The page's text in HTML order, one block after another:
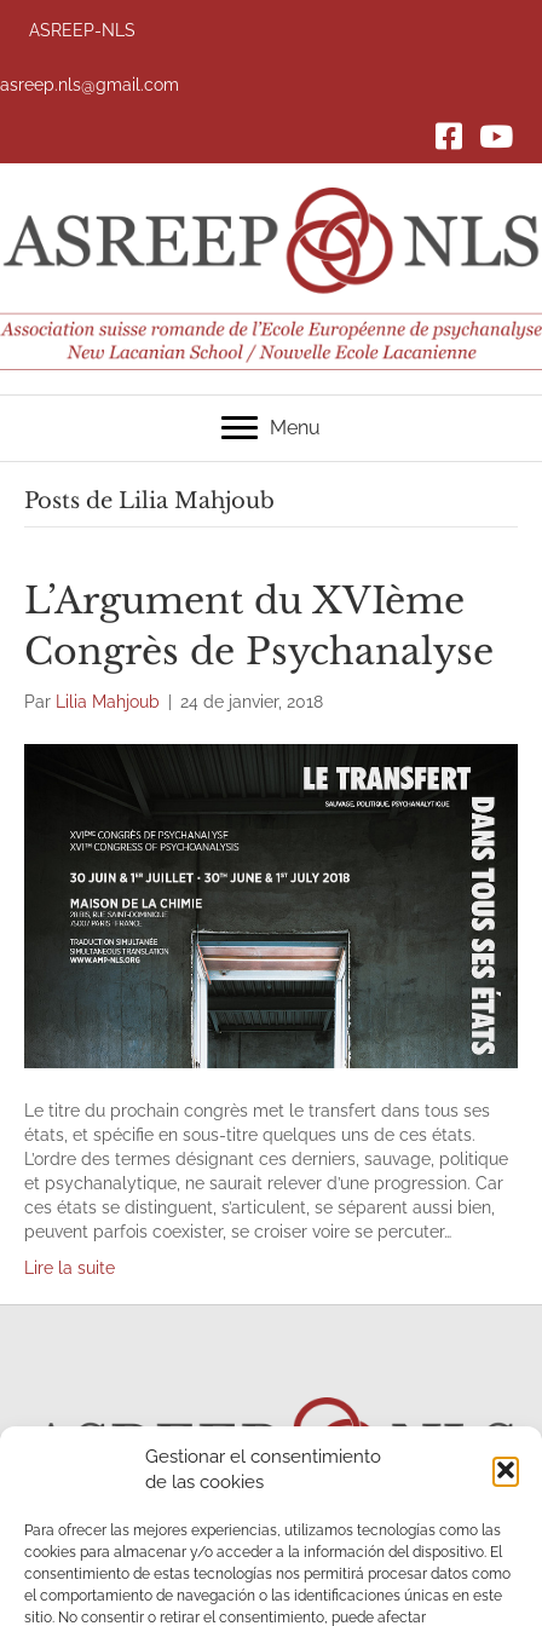
Gestionar el consentimiento
de las cookies
Para ofrecer las mejores experiencias, utilizamos tecnologías como las
cookies para almacenar y/o acceder a la información del dispositivo. El
consentimiento de estas tecnologías nos permitirá procesar datos como
el comportamiento de navegación o las identificaciones únicas en este
sitio. No consentir o retirar el consentimiento, puede afectar
ASREEP-NLS
asreep.nls@gmail.com
FACEBOOK
Menu
Posts de Lilia Mahjoub
L’Argument du XVIème
Congrès de Psychanalyse
Par Lilia Mahjoub 24 de janvier, 2018
Le titre du prochain congrès met le transfert dans tous ses
états, et spécifie en sous-titre quelques uns de ces états.
L’ordre des termes désignant ces derniers, sauvage, politique
et psychanalytique, ne saurait relever d’une progression. Car
ces états se distinguent, s’articulent, se séparent aussi bien,
peuvent parfois coexister, se croiser voire se percuter…
Lire la suite